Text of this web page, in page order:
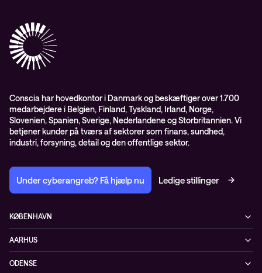
Observability
Conscia Managed Services
Conscia Services
Videoer
Whitepapers
Partnere
Presserum
ISO certifikater
Proces for kundeklager
Salgs- og leveringsbetingelser
Selskabsoplysninger og SKI-rammeaftale
Conscia har hovedkontor i Danmark og beskæftiger over 1.700
medarbejdere i Belgien, Finland, Tyskland, Irland, Norge,
Slovenien, Spanien, Sverige, Nederlandene og Storbritannien. Vi
betjener kunder på tværs af sektorer som finans, sundhed,
industri, forsyning, detail og den offentlige sektor.
Under cyberangreb? Få hjælp nu Ledige stillinger
KØBENHAVN
2100 København Ø
+45 70207780
AARHUS
8230 Åbyhøj
ODENSE